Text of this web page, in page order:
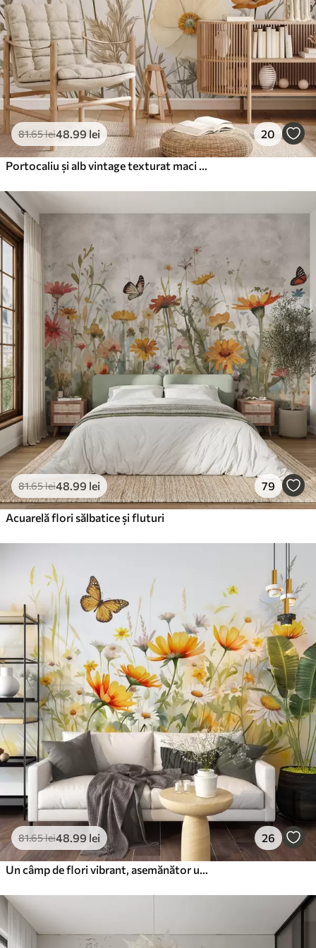
Vinil Premium
250.00150.00lei/m²
Peel and Stick
300 .00180.00lei/m²
81.65lei48 .99 lei 20
81.65lei48 .99 lei 79
Acuarelă flori sălbatice și fluturi
81.65lei48 .99 lei 26